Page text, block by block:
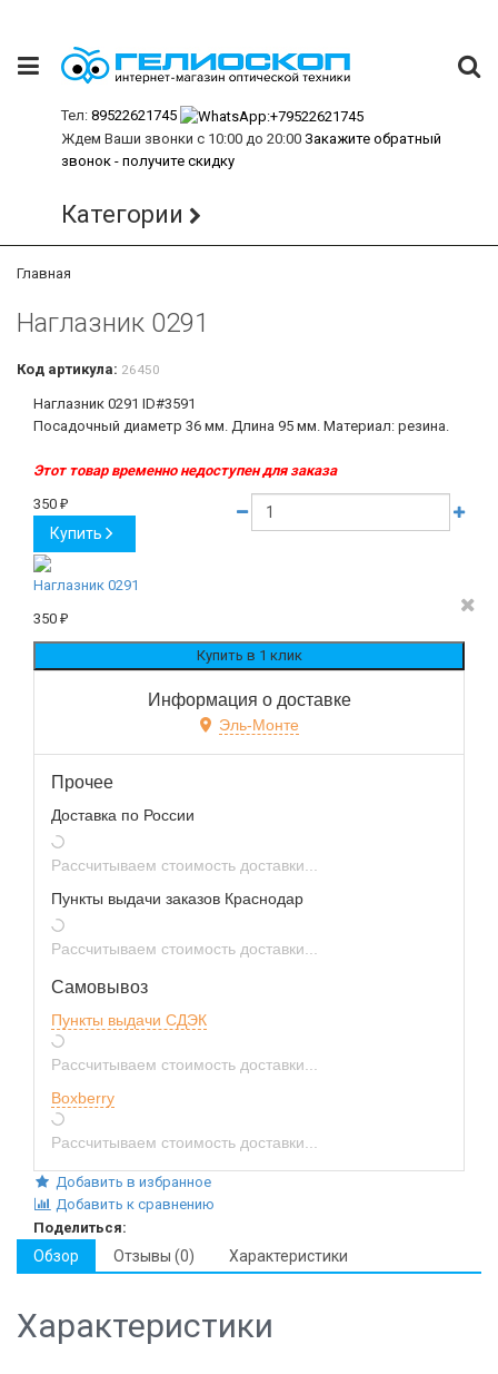
Тел: 89522621745
Ждем Ваши звонки с 10:00 до 20:00 Закажите обратный
звонок - получите скидку
Категории
Главная
Наглазник 0291
Код артикула: 26450
Наглазник 0291 ID#3591
Посадочный диаметр 36 мм. Длина 95 мм. Материал: резина.
Этот товар временно недоступен для заказа
350 ₽
Купить
Наглазник 0291
350 ₽
Информация о доставке
Эль-Монте
Прочее
Доставка по России
Рассчитываем стоимость доставки...
Пункты выдачи заказов Краснодар
Рассчитываем стоимость доставки...
Самовывоз
Пункты выдачи СДЭК
Рассчитываем стоимость доставки...
Boxberry
Рассчитываем стоимость доставки...
Добавить в избранное
Добавить к сравнению
Поделиться:
Обзор Отзывы (0) Характеристики
Характеристики